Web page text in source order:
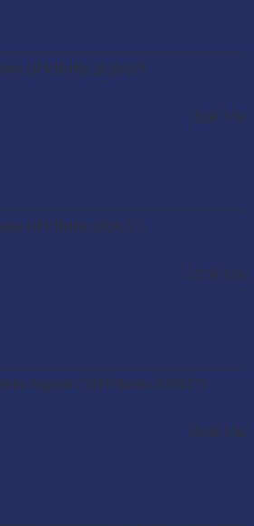
(HVBerlin 2026/27)
15:00 Uhr
(HVBerlin 2026/27)
12:30 Uhr
Jugend C (HVBerlin 2026/27)
10:00 Uhr